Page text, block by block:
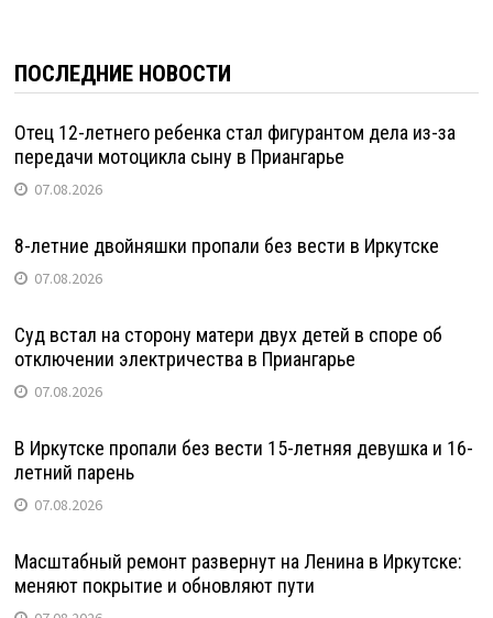
ПОСЛЕДНИЕ НОВОСТИ
Отец 12-летнего ребенка стал фигурантом дела из-за
передачи мотоцикла сыну в Приангарье
07.08.2026
8-летние двойняшки пропали без вести в Иркутске
07.08.2026
Суд встал на сторону матери двух детей в споре об
отключении электричества в Приангарье
07.08.2026
В Иркутске пропали без вести 15-летняя девушка и 16-
летний парень
07.08.2026
Масштабный ремонт развернут на Ленина в Иркутске:
меняют покрытие и обновляют пути